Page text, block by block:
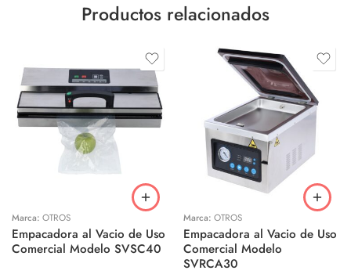
Productos relacionados
Marca: OTROS
Empacadora al Vacio de Uso
Comercial Modelo SVSC40
Marca: OTROS
Empacadora al Vacio de Uso
Comercial Modelo
SVRCA30